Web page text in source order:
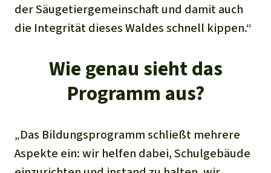
der Säugetiergemeinschaft und damit auch
die Integrität dieses Waldes schnell kippen.“
Wie genau sieht das
Programm aus?
„Das Bildungsprogramm schließt mehrere
Aspekte ein: wir helfen dabei, Schulgebäude